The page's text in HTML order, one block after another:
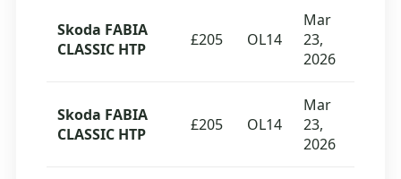
Skoda FABIA
CLASSIC HTP
£205 OL14
Mar
23,
2026
Skoda FABIA
CLASSIC HTP
£205 OL14
Mar
23,
2026